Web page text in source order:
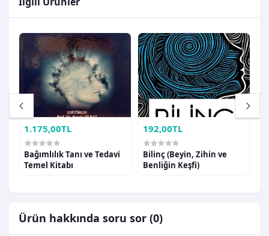
1.175,00TL
Bağımlılık Tanı ve Tedavi
Temel Kitabı
192,00TL
Bilinç (Beyin, Zihin ve
Benliğin Keşfi)
Ürün hakkında soru sor (0)